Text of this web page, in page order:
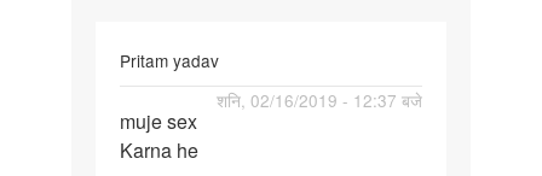
Pritam yadav
शनि, 02/16/2019 - 12:37 बजे
muje
sex
muje sex
Karna he